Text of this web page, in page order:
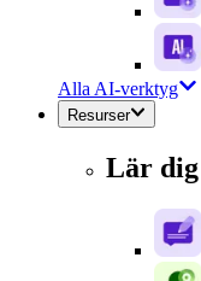
Alla AI-verktyg
Resurser
Lär dig